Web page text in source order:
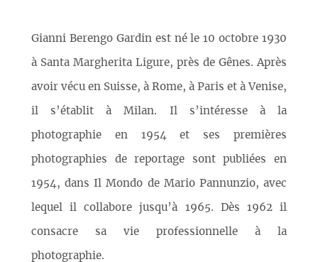
Gianni Berengo Gardin est né le 10 octobre 1930
à Santa Margherita Ligure, près de Gênes. Après
avoir vécu en Suisse, à Rome, à Paris et à Venise,
il s’établit à Milan. Il s’intéresse à la
photographie en 1954 et ses premières
photographies de reportage sont publiées en
1954, dans Il Mondo de Mario Pannunzio, avec
lequel il collabore jusqu’à 1965. Dès 1962 il
consacre sa vie professionnelle à la
photographie.